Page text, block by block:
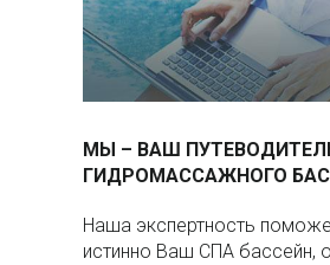
МЫ – ВАШ
ГИДРОМАССАЖНОГО
Наша экспертность
истинно Ваш СПА бассейн,